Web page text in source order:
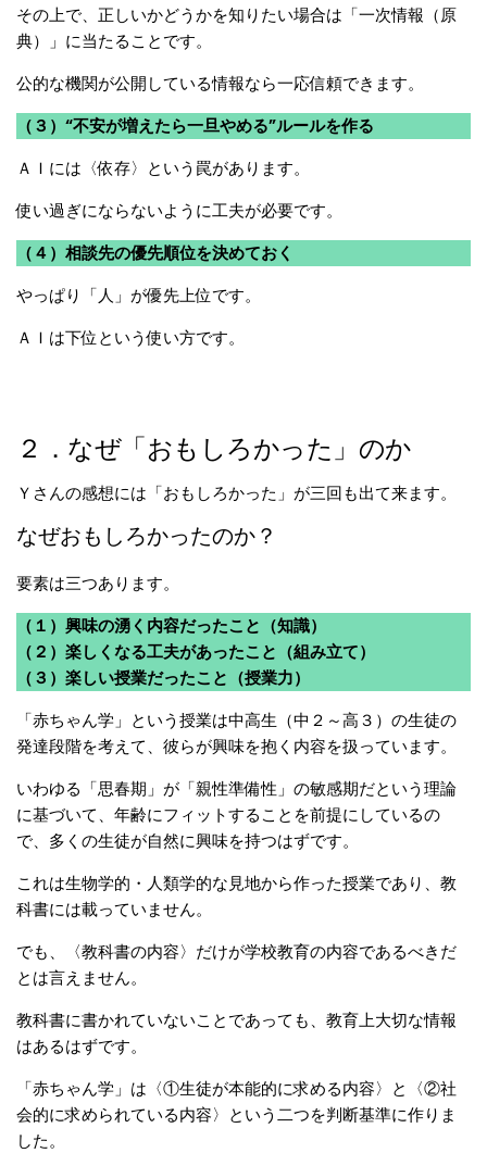
その上で、正しいかどうかを知りたい場合は「一次情報（原
典）」に当たることです。
公的な機関が公開している情報なら一応信頼できます。
（３）“不安が増えたら一旦やめる”ルールを作る
ＡＩには〈依存〉という罠があります。
使い過ぎにならないように工夫が必要です。
（４）相談先の優先順位を決めておく
やっぱり「人」が優先上位です。
ＡＩは下位という使い方です。
２．なぜ「おもしろかった」のか
Ｙさんの感想には「おもしろかった」が三回も出て来ます。
なぜおもしろかったのか？
要素は三つあります。
（１）興味の湧く内容だったこと（知識）
（２）楽しくなる工夫があったこと（組み立て）
（３）楽しい授業だったこと（授業力）
「赤ちゃん学」という授業は中高生（中２～高３）の生徒の
発達段階を考えて、彼らが興味を抱く内容を扱っています。
いわゆる「思春期」が「親性準備性」の敏感期だという理論
に基づいて、年齢にフィットすることを前提にしているの
で、多くの生徒が自然に興味を持つはずです。
これは生物学的・人類学的な見地から作った授業であり、教
科書には載っていません。
でも、〈教科書の内容〉だけが学校教育の内容であるべきだ
とは言えません。
教科書に書かれていないことであっても、教育上大切な情報
はあるはずです。
「赤ちゃん学」は〈①生徒が本能的に求める内容〉と〈②社
会的に求められている内容〉という二つを判断基準に作りま
した。